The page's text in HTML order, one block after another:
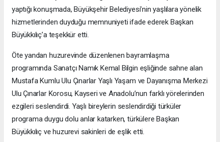
yaptığı konuşmada, Büyükşehir Belediyesi’nin yaşlılara yönelik
hizmetlerinden duyduğu memnuniyeti ifade ederek Başkan
Büyükkılıç’a teşekkür etti.
Öte yandan huzurevinde düzenlenen bayramlaşma
programında Sanatçı Namık Kemal Bilgin eşliğinde sahne alan
Mustafa Kumlu Ulu Çınarlar Yaşlı Yaşam ve Dayanışma Merkezi
Ulu Çınarlar Korosu, Kayseri ve Anadolu’nun farklı yörelerinden
ezgileri seslendirdi. Yaşlı bireylerin seslendirdiği türküler
programa duygu dolu anlar katarken, türkülere Başkan
Büyükkılıç ve huzurevi sakinleri de eşlik etti.